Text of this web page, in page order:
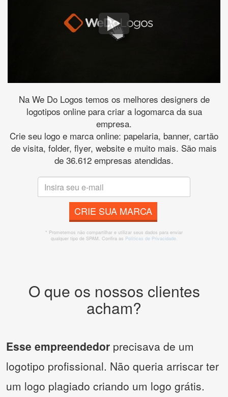
Na We Do Logos temos os melhores designers de
logotipos online para criar a logomarca da sua
empresa.
Crie seu logo e marca online: papelaria, banner, cartão
de visita, folder, flyer, website e muito mais. São mais
de 36.612 empresas atendidas.
CRIE SUA MARCA
* Prometemos não compartilhar e utilizar seus dados para enviar
qualquer tipo de SPAM. Confira as Políticas de Privacidade.
O que os nossos clientes
acham?
Esse empreendedor precisava de um
logotipo profissional. Não queria arriscar ter
um logo plagiado criando um logo grátis.